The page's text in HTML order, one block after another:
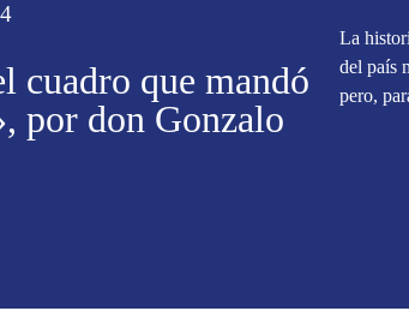
cuadro que mandó
por don Gonzalo
La
del país
pero,